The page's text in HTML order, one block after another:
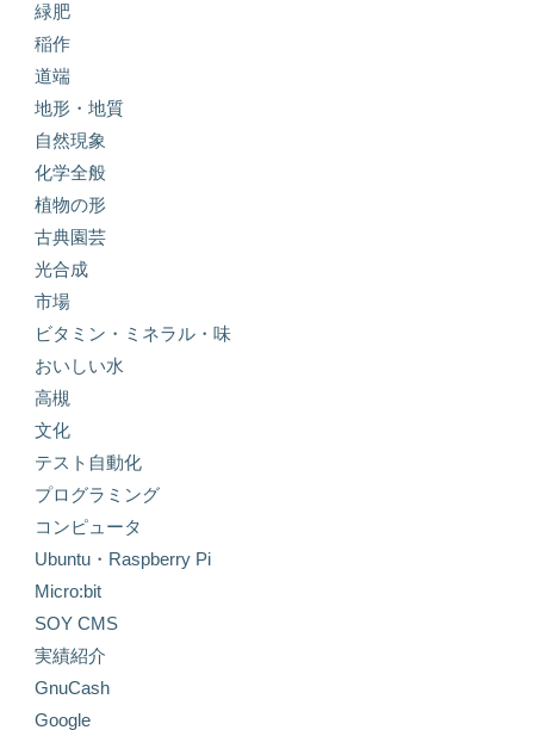
緑肥
稲作
道端
地形・地質
自然現象
化学全般
植物の形
古典園芸
光合成
市場
ビタミン・ミネラル・味
おいしい水
高槻
文化
テスト自動化
プログラミング
コンピュータ
Ubuntu・Raspberry Pi
Micro:bit
SOY CMS
実績紹介
GnuCash
Google